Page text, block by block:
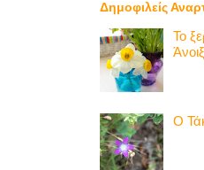
Δημοφιλείς
Το
Ο